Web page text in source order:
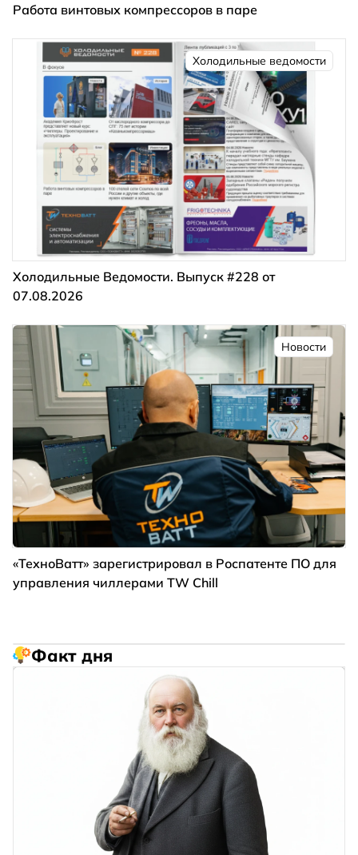
Работа винтовых компрессоров в паре
Холодильные ведомости
Холодильные Ведомости. Выпуск #228 от
07.08.2026
Новости
«ТехноВатт» зарегистрировал в Роспатенте ПО для
управления чиллерами TW Chill
Факт дня